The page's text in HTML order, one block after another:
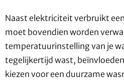
Naast elektriciteit verbruikt
moet bovendien worden
temperatuurinstelling van je
tegelijkertijd wast,
kiezen voor een duurzame